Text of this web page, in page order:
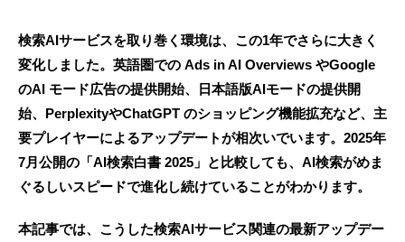
検索AIサービスを取り巻く環境は、この1年でさらに大きく
変化しました。英語圏での Ads in AI Overviews やGoogle
のAI モード広告の提供開始、日本語版AIモードの提供開
始、PerplexityやChatGPT のショッピング機能拡充など、主
要プレイヤーによるアップデートが相次いでいます。2025年
7月公開の「AI検索白書 2025」と比較しても、AI検索がめま
ぐるしいスピードで進化し続けていることがわかります。
本記事では、こうした検索AIサービス関連の最新アップデー